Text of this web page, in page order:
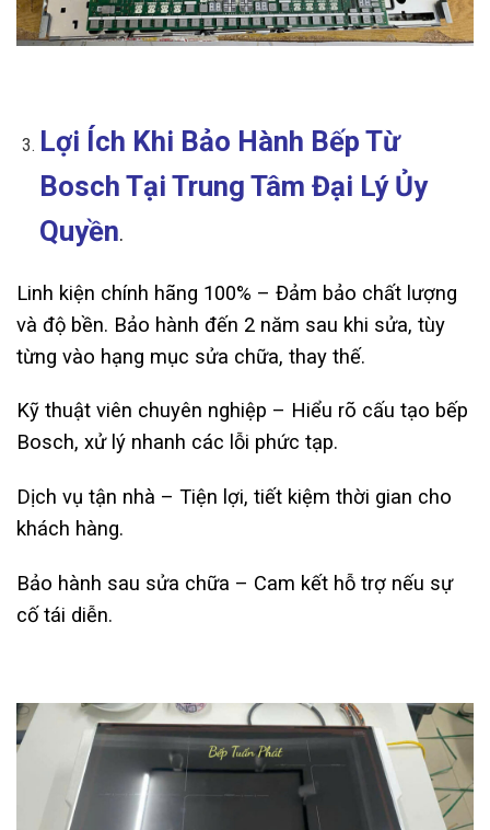
Lợi Ích Khi Bảo Hành Bếp Từ
Bosch Tại Trung Tâm Đại Lý Ủy
Quyền.
Linh kiện chính hãng 100% – Đảm bảo chất lượng
và độ bền. Bảo hành đến 2 năm sau khi sửa, tùy
từng vào hạng mục sửa chữa, thay thế.
Kỹ thuật viên chuyên nghiệp – Hiểu rõ cấu tạo bếp
Bosch, xử lý nhanh các lỗi phức tạp.
Dịch vụ tận nhà – Tiện lợi, tiết kiệm thời gian cho
khách hàng.
Bảo hành sau sửa chữa – Cam kết hỗ trợ nếu sự
cố tái diễn.